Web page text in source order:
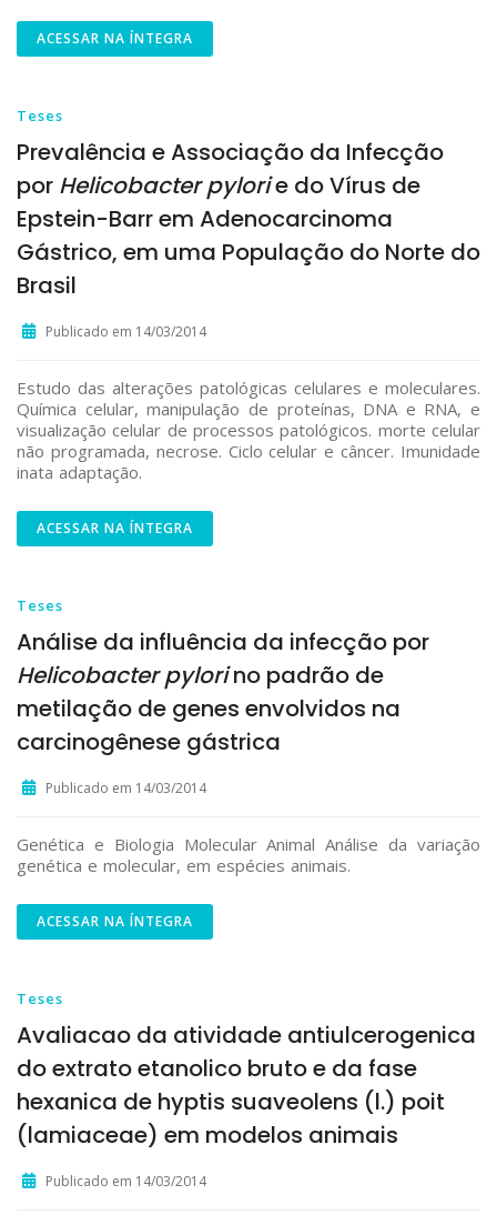
ACESSAR NA ÍNTEGRA
Teses
Prevalência e Associação da Infecção
por Helicobacter pylorie do Vírus de
Epstein-Barr em Adenocarcinoma
Gástrico, em uma População do Norte do
Brasil
Publicado em 14/03/2014
Estudo das alterações patológicas celulares e moleculares.
Química celular, manipulação de proteínas, DNA e RNA, e
visualização celular de processos patológicos. morte celular
não programada, necrose. Ciclo celular e câncer. Imunidade
inata adaptação.
ACESSAR NA ÍNTEGRA
Teses
Análise da influência da infecção por
Helicobacter pylorino padrão de
metilação de genes envolvidos na
carcinogênese gástrica
Publicado em 14/03/2014
Genética e Biologia Molecular Animal Análise da variação
genética e molecular, em espécies animais.
ACESSAR NA ÍNTEGRA
Teses
Avaliacao da atividade antiulcerogenica
do extrato etanolico bruto e da fase
hexanica de hyptis suaveolens (l.) poit
(lamiaceae) em modelos animais
Publicado em 14/03/2014